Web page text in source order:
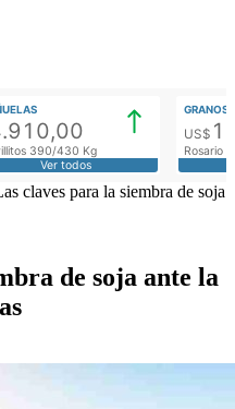
390/430 Kg
Ver todos
GRANOS
US$
Rosario
claves para la siembra de soja
de soja ante la